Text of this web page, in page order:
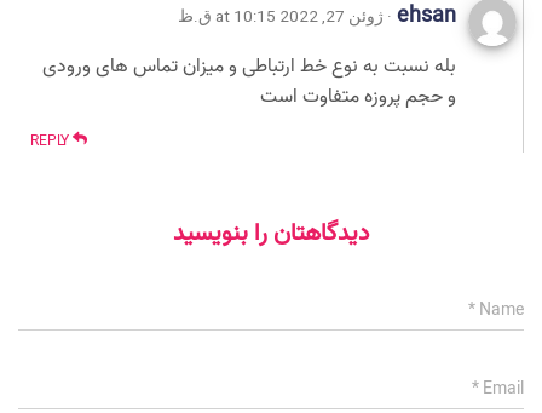
ehsan · ژوئن 27, 2022 at 10:15 ق.ظ
بله نسبت به نوع خط ارتباطی و میزان تماس های ورودی
و حجم پروزه متفاوت است
دیدگاهتان را بنویسید
Name
*
Email
*